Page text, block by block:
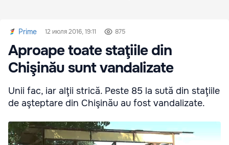
Prime 12 июля 2016, 19:11 875
Aproape toate staţiile din
Chişinău sunt vandalizate
Unii fac, iar alţii strică. Peste 85 la sută din staţiile
de aşteptare din Chişinău au fost vandalizate.